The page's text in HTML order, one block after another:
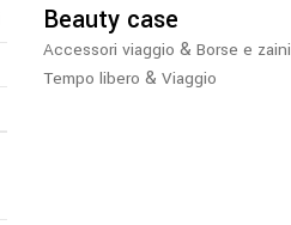
Beauty case
Accessori viaggio &Borse e zaini
Tempo libero &Viaggio